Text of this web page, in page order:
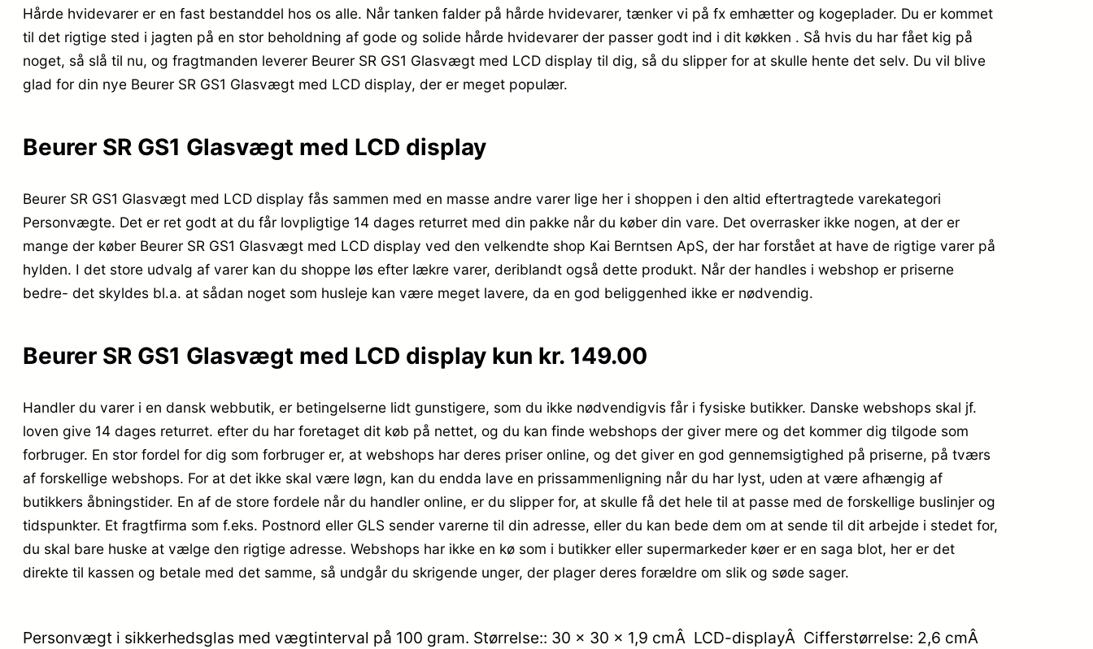
Hårde hvidevarer er en fast bestanddel hos os alle. Når tanken falder på hårde hvidevarer, tænker vi på fx emhætter og kogeplader. Du er kommet
til det rigtige sted i jagten på en stor beholdning af gode og solide hårde hvidevarer der passer godt ind i dit køkken . Så hvis du har fået kig på
noget, så slå til nu, og fragtmanden leverer Beurer SR GS1 Glasvægt med LCD display til dig, så du slipper for at skulle hente det selv. Du vil blive
glad for din nye Beurer SR GS1 Glasvægt med LCD display, der er meget populær.
Beurer SR GS1 Glasvægt med LCD display
Beurer SR GS1 Glasvægt med LCD display fås sammen med en masse andre varer lige her i shoppen i den altid eftertragtede varekategori
Personvægte. Det er ret godt at du får lovpligtige 14 dages returret med din pakke når du køber din vare. Det overrasker ikke nogen, at der er
mange der køber Beurer SR GS1 Glasvægt med LCD display ved den velkendte shop Kai Berntsen ApS, der har forstået at have de rigtige varer på
hylden. I det store udvalg af varer kan du shoppe løs efter lækre varer, deriblandt også dette produkt. Når der handles i webshop er priserne
bedre- det skyldes bl.a. at sådan noget som husleje kan være meget lavere, da en god beliggenhed ikke er nødvendig.
Beurer SR GS1 Glasvægt med LCD display kun kr. 149.00
Handler du varer i en dansk webbutik, er betingelserne lidt gunstigere, som du ikke nødvendigvis får i fysiske butikker. Danske webshops skal jf.
loven give 14 dages returret. efter du har foretaget dit køb på nettet, og du kan finde webshops der giver mere og det kommer dig tilgode som
forbruger. En stor fordel for dig som forbruger er, at webshops har deres priser online, og det giver en god gennemsigtighed på priserne, på tværs
af forskellige webshops. For at det ikke skal være løgn, kan du endda lave en prissammenligning når du har lyst, uden at være afhængig af
butikkers åbningstider. En af de store fordele når du handler online, er du slipper for, at skulle få det hele til at passe med de forskellige buslinjer og
tidspunkter. Et fragtfirma som f.eks. Postnord eller GLS sender varerne til din adresse, eller du kan bede dem om at sende til dit arbejde i stedet for,
du skal bare huske at vælge den rigtige adresse. Webshops har ikke en kø som i butikker eller supermarkeder køer er en saga blot, her er det
direkte til kassen og betale med det samme, så undgår du skrigende unger, der plager deres forældre om slik og søde sager.
Personvægt i sikkerhedsglas med vægtinterval på 100 gram. Størrelse:: 30 x 30 x 1,9 cmÂ LCD-displayÂ Cifferstørrelse: 2,6 cmÂ